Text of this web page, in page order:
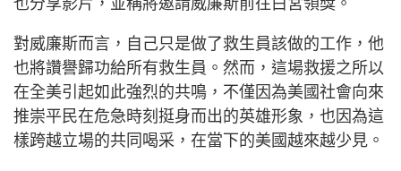
也分享影片，並稱將邀請威廉斯前往白宮領獎。
對威廉斯而言，自己只是做了救生員該做的工作，他
也將讚譽歸功給所有救生員。然而，這場救援之所以
在全美引起如此強烈的共鳴，不僅因為美國社會向來
推崇平民在危急時刻挺身而出的英雄形象，也因為這
樣跨越立場的共同喝采，在當下的美國越來越少見。